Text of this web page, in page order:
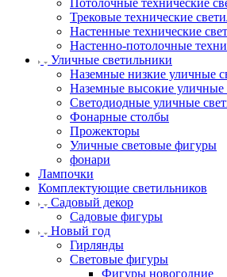
Потолочные технические
Трековые технические
Настенные технические
Настенно-потолочные
Уличные светильники
Наземные низкие уличные
Наземные высокие уличные
Светодиодные уличные
Фонарные столбы
Прожекторы
Уличные световые фигуры
фонари
Лампочки
Комплектующие светильников
Садовый декор
Садовые фигуры
Новый год
Гирлянды
Световые фигуры
Фигуры новогодние